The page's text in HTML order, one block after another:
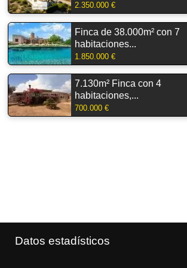
2.350.000 €
Finca de 38.000m² con 7
habitaciones...
1.850.000 €
7.130m² Finca con 4
habitaciones,...
700.000 €
Datos estadísticos